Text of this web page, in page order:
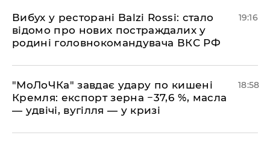
​Вибух у ресторані Balzi Rossi: стало
відомо про нових постраждалих у
родині головнокомандувача ВКС РФ
19:16
​"МоЛоЧКа" завдає удару по кишені
Кремля: експорт зерна −37,6 %, масла
— удвічі, вугілля — у кризі
18:58